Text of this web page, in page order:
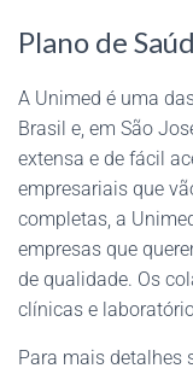
Plano de
A Unimed é uma
Brasil e, em São
extensa e de fácil
empresariais que
completas, a
empresas que
de qualidade. Os
clínicas e
Para mais detalhes